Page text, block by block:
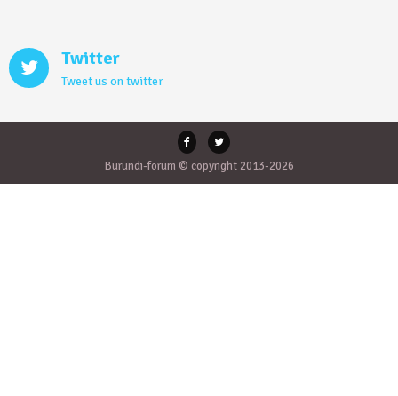
Twitter
Tweet us on twitter
Burundi-forum © copyright 2013-2026